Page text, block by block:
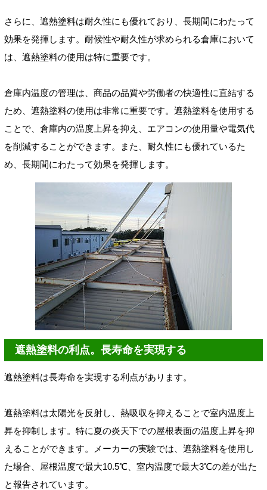
さらに、遮熱塗料は耐久性にも優れており、長期間にわたって
効果を発揮します。耐候性や耐久性が求められる倉庫において
は、遮熱塗料の使用は特に重要です。
倉庫内温度の管理は、商品の品質や労働者の快適性に直結する
ため、遮熱塗料の使用は非常に重要です。遮熱塗料を使用する
ことで、倉庫内の温度上昇を抑え、エアコンの使用量や電気代
を削減することができます。また、耐久性にも優れているた
め、長期間にわたって効果を発揮します。
遮熱塗料の利点。長寿命を実現する
遮熱塗料は長寿命を実現する利点があります。
遮熱塗料は太陽光を反射し、熱吸収を抑えることで室内温度上
昇を抑制します。特に夏の炎天下での屋根表面の温度上昇を抑
えることができます。メーカーの実験では、遮熱塗料を使用し
た場合、屋根温度で最大10.5℃、室内温度で最大3℃の差が出た
と報告されています。